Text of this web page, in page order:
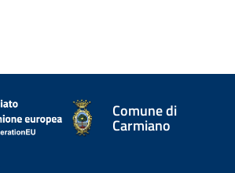
Comune di
Carmiano